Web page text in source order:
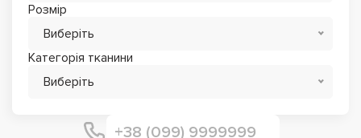
Розмір
Виберіть
Категорія тканини
Виберіть